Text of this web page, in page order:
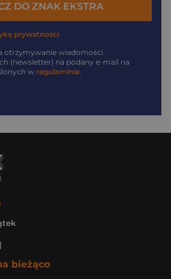
DO ZNAK EKSTRA
prywatności
otrzymywanie wiadomości
(newsletter) na podany e-mail na
w regulaminie.
bieżąco